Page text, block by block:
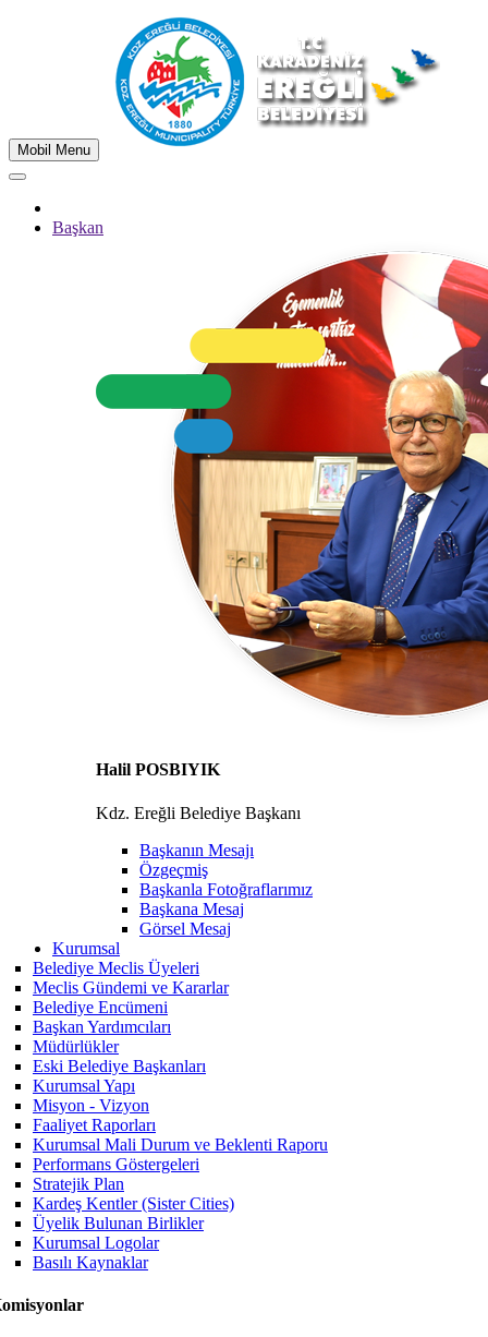
Mobil Menu
Başkan
Halil POSBIYIK
Kdz. Ereğli Belediye Başkanı
Başkanın Mesajı
Özgeçmiş
Başkanla Fotoğraflarımız
Başkana Mesaj
Görsel Mesaj
Kurumsal
Belediye Meclis Üyeleri
Meclis Gündemi ve Kararlar
Belediye Encümeni
Başkan Yardımcıları
Müdürlükler
Eski Belediye Başkanları
Kurumsal Yapı
Misyon - Vizyon
Faaliyet Raporları
Kurumsal Mali Durum ve Beklenti Raporu
Performans Göstergeleri
Stratejik Plan
Kardeş Kentler (Sister Cities)
Üyelik Bulunan Birlikler
Kurumsal Logolar
Basılı Kaynaklar